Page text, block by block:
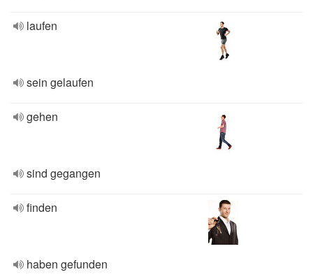
laufen
sein gelaufen
gehen
sind gegangen
finden
haben gefunden